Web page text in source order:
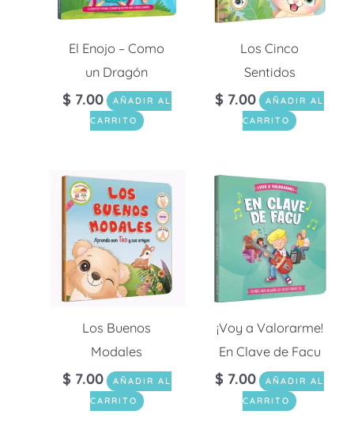
El Enojo – Como
un Dragón
$ 7.00
AÑADIR AL
CARRITO
Los Cinco
Sentidos
$ 7.00
AÑADIR AL
CARRITO
Los Buenos
Modales
$ 7.00
AÑADIR AL
CARRITO
¡Voy a Valorarme!
En Clave de Facu
$ 7.00
AÑADIR AL
CARRITO